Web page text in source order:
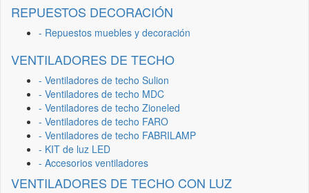
REPUESTOS DECORACIÓN
- Repuestos muebles y decoración
VENTILADORES DE TECHO
- Ventiladores de techo Sulion
- Ventiladores de techo MDC
- Ventiladores de techo Zioneled
- Ventiladores de techo FARO
- Ventiladores de techo FABRILAMP
- KIT de luz LED
- Accesorios ventiladores
VENTILADORES DE TECHO CON LUZ